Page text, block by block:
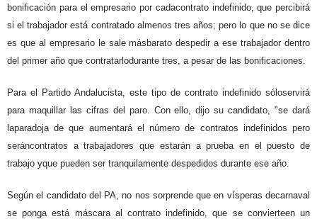
bonificación para el empresario por cadacontrato indefinido, que percibirá
si el trabajador está contratado almenos tres años; pero lo que no se dice
es que al empresario le sale másbarato despedir a ese trabajador dentro
del primer año que contratarlodurante tres, a pesar de las bonificaciones.
Para el Partido Andalucista, este tipo de contrato indefinido sóloservirá
para maquillar las cifras del paro. Con ello, dijo su candidato, "se dará
laparadoja de que aumentará el número de contratos indefinidos pero
seráncontratos a trabajadores que estarán a prueba en el puesto de
trabajo yque pueden ser tranquilamente despedidos durante ese año.
Según el candidato del PA, no nos sorprende que en vísperas decarnaval
se ponga está máscara al contrato indefinido, que se convierteen un